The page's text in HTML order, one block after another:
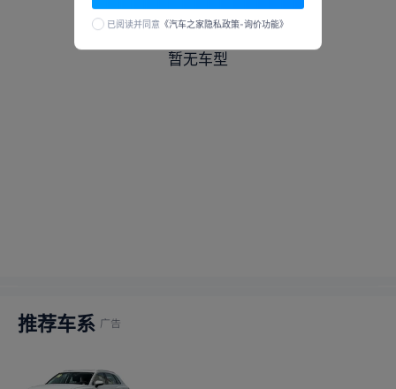
暂无车型
推荐车系
已阅读并同意 《汽车之家隐私政策-询价功能》